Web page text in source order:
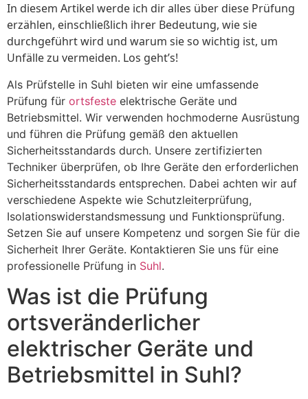
In diesem Artikel werde ich dir alles über diese Prüfung
erzählen, einschließlich ihrer Bedeutung, wie sie
durchgeführt wird und warum sie so wichtig ist, um
Unfälle zu vermeiden. Los geht’s!
Als Prüfstelle in Suhl bieten wir eine umfassende
Prüfung für ortsfeste elektrische Geräte und
Betriebsmittel. Wir verwenden hochmoderne Ausrüstung
und führen die Prüfung gemäß den aktuellen
Sicherheitsstandards durch. Unsere zertifizierten
Techniker überprüfen, ob Ihre Geräte den erforderlichen
Sicherheitsstandards entsprechen. Dabei achten wir auf
verschiedene Aspekte wie Schutzleiterprüfung,
Isolationswiderstandsmessung und Funktionsprüfung.
Setzen Sie auf unsere Kompetenz und sorgen Sie für die
Sicherheit Ihrer Geräte. Kontaktieren Sie uns für eine
professionelle Prüfung in Suhl.
Was ist die Prüfung
ortsveränderlicher
elektrischer Geräte und
Betriebsmittel in Suhl?